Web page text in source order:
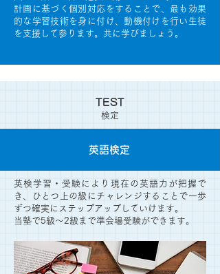
TEST
検定
英語検定
英検学習・受験により現在の英語力が把握で
き、ひとつ上の級にチャレンジすることで一歩
ずつ確実にステップアップしていけます。
​当塾で5級～2級まで準会場受験ができます。
計画に基づく個別対応をすることで、最も効果
的な学習技術を身に付け、動機付けを行い生徒
を支援して参ります。共に学びましょう。